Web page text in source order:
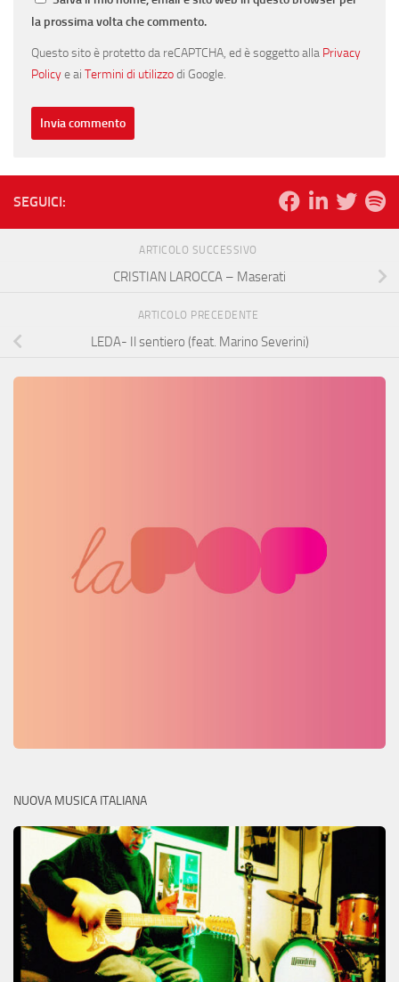
la prossima volta che commento.
Questo sito è protetto da reCAPTCHA, ed è soggetto alla Privacy
Policye ai Termini di utilizzodi Google.
SEGUICI:
ARTICOLO SUCCESSIVO
CRISTIAN LAROCCA – Maserati
ARTICOLO PRECEDENTE
LEDA- Il sentiero (feat. Marino Severini)
NUOVA MUSICA ITALIANA